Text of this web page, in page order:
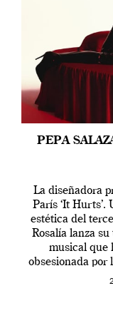
PEPA
La diseñadora
París ‘It Hurts’.
estética del
Rosalía lanza
musical que
obsesionada por